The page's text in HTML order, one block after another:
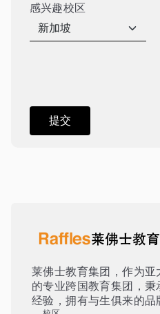
感兴趣校区
莱佛士教育集团，作为亚
的专业跨国教育集团，
经验，拥有与生俱来的品